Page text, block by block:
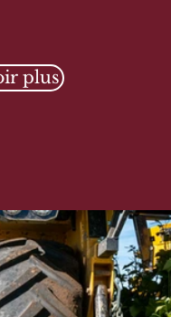
plus